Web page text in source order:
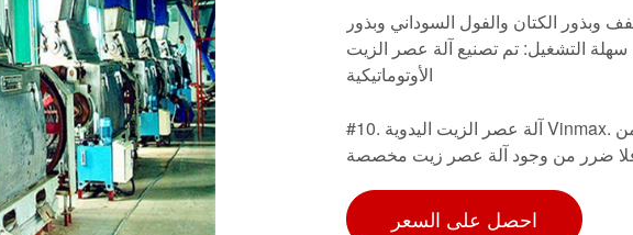
وبذور الكتان والفول السوداني وبذور
اليقطين وجوز الكينوا وبذور الجوز وبذور السمسم والخروع. سهلة التشغيل: تم تصنيع آلة عصر الزيت
الأوتوماتيكية
#10. آلة عصر الزيت اليدوية Vinmax. شاهدها. مع وجود الكثير من الدهون المشبعة في الزيوت الخالية من
فلا ضرر من وجود آلة عصر زيت مخصصة
احصل على السعر